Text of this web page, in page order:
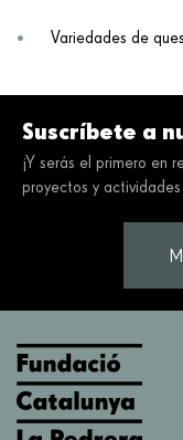
Variedades de
Suscríbete a
¡Y serás el primero en
proyectos y